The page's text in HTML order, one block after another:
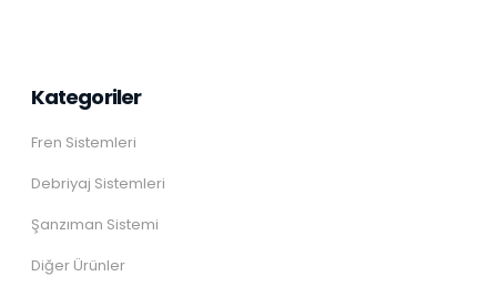
Kategoriler
Fren Sistemleri
Debriyaj Sistemleri
Şanzıman Sistemi
Diğer Ürünler